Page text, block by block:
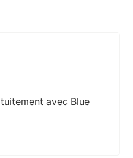
avec Blue